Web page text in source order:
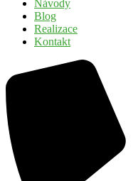
Návody
Blog
Realizace
Kontakt